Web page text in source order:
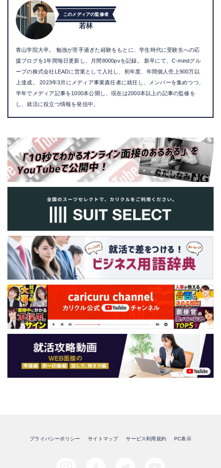
このメディアの監修者
若林
青山学院大卒。 勉強が苦手過ぎた経験をもとに、学生時代に受験生への応
援ブログを1年間毎日更新し、月間8000pvを記録。 新卒にて、C-mindグル
ープの株式会社LEADに営業として入社し、初年度、年間個人売上900万以
上達成。 2023年3月にメディア事業責任者に就任し、メンバーを集めつつ、
半年でメディア記事を1000本公開し、現在は2000本以上の記事の監修を
し、就活に役立つ情報を発信中。
プライバシーポリシー サイトマップ サービス利用規約 PC表示